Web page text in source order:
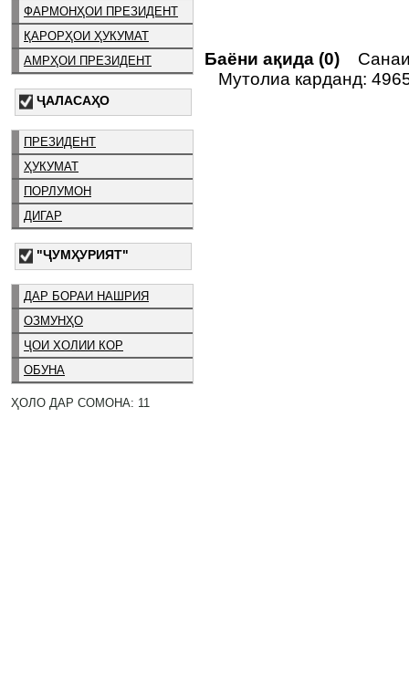
ФАРМОНҲОИ ПРЕЗИДЕНТ
ҚАРОРҲОИ ҲУКУМАТ
АМРҲОИ ПРЕЗИДЕНТ
ҶАЛАСАҲО
ПРЕЗИДЕНТ
ҲУКУМАТ
ПОРЛУМОН
ДИГАР
"ҶУМҲУРИЯТ"
ДАР БОРАИ НАШРИЯ
ОЗМУНҲО
ҶОИ ХОЛИИ КОР
ОБУНА
ҲОЛО ДАР СОМОНА: 11
Баёни ақида (0)
Мутолиа карданд: